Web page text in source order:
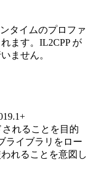
タイムのプロファ
ます。IL2CPP が
ません。
されることを目的
ライブラリをロー
れることを意図し